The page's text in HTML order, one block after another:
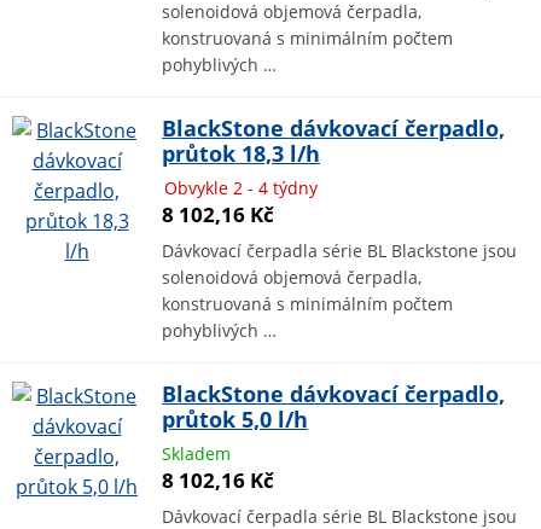
solenoidová objemová čerpadla,
konstruovaná s minimálním počtem
pohyblivých …
BlackStone dávkovací čerpadlo,
průtok 18,3 l/h
Obvykle 2 - 4 týdny
8 102,16 Kč
Dávkovací čerpadla série BL Blackstone jsou
solenoidová objemová čerpadla,
konstruovaná s minimálním počtem
pohyblivých …
BlackStone dávkovací čerpadlo,
průtok 5,0 l/h
Skladem
8 102,16 Kč
Dávkovací čerpadla série BL Blackstone jsou